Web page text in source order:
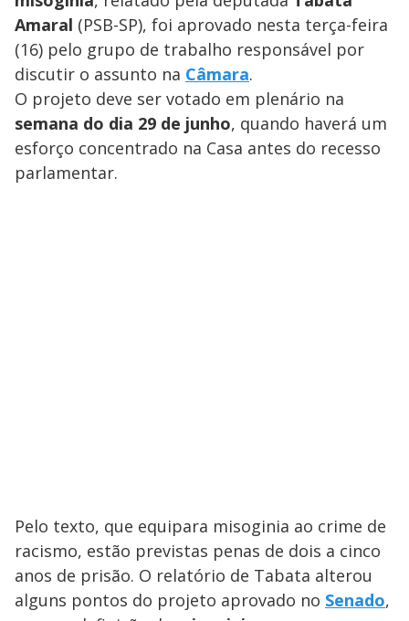
Amaral (PSB-SP), foi aprovado nesta terça-feira
(16) pelo grupo de trabalho responsável por
discutir o assunto na Câmara.
O projeto deve ser votado em plenário na
semana do dia 29 de junho, quando haverá um
esforço concentrado na Casa antes do recesso
parlamentar.
Pelo texto, que equipara misoginia ao crime de
racismo, estão previstas penas de dois a cinco
anos de prisão. O relatório de Tabata alterou
alguns pontos do projeto aprovado no Senado,